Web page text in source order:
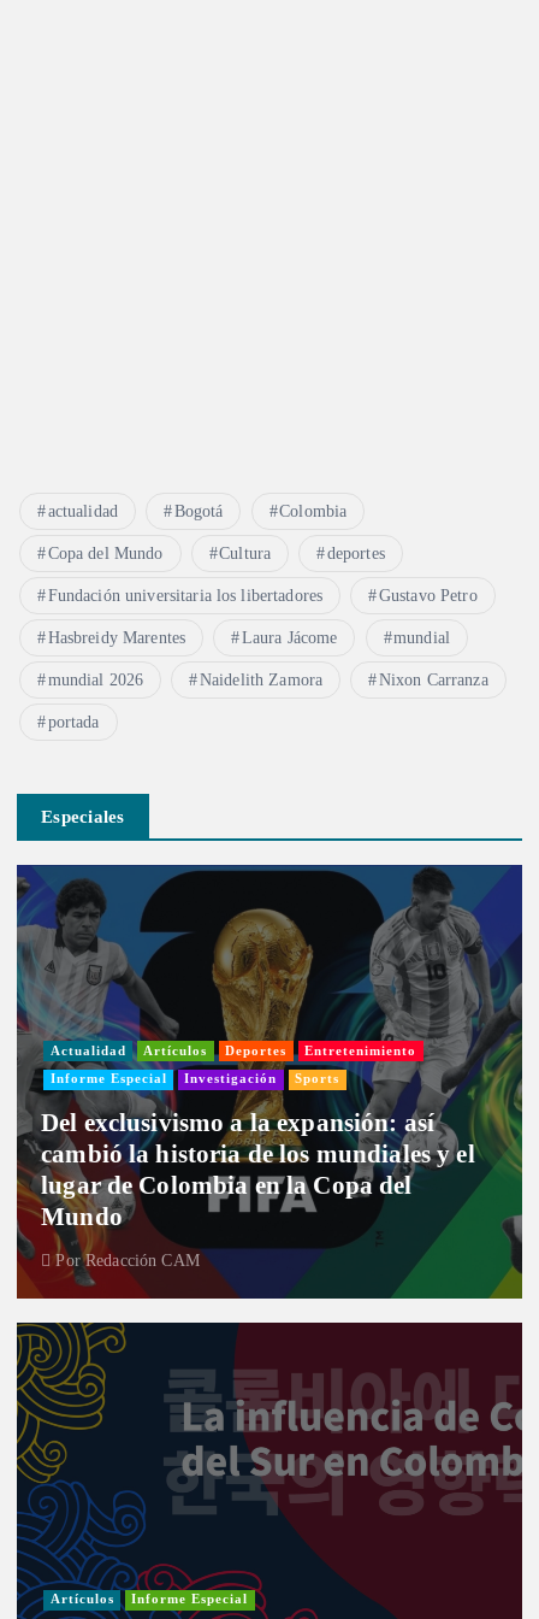
actualidad Bogotá Colombia
Copa del Mundo Cultura deportes
Fundación universitaria los libertadores Gustavo Petro
Hasbreidy Marentes Laura Jácome mundial
mundial 2026 Naidelith Zamora Nixon Carranza
portada
Especiales
Actualidad Artículos Deportes Entretenimiento
Informe Especial Investigación Sports
Del exclusivismo a la expansión: así
cambió la historia de los mundiales y el
lugar de Colombia en la Copa del
Mundo
PorRedacción CAM
Artículos Informe Especial